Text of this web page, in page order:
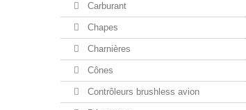
Carburant
Chapes
Charnières
Cônes
Contrôleurs brushless avion